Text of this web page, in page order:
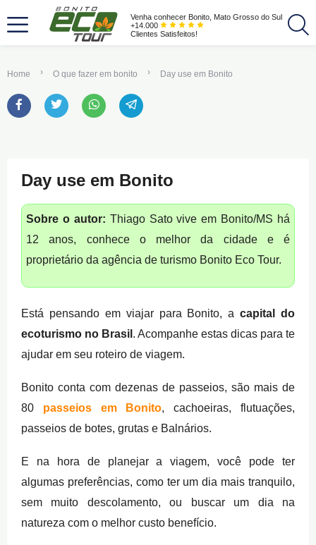
Venha conhecer Bonito, Mato Grosso do Sul
+14.000
Clientes Satisfeitos!
Home O que fazer em bonito Day use em Bonito
Day use em Bonito
Sobre o autor: Thiago Sato vive em Bonito/MS há
12 anos, conhece o melhor da cidade e é
proprietário da agência de turismo Bonito Eco Tour.
Está pensando em viajar para Bonito, acapital do
ecoturismo no Brasil . Acompanhe estas dicas para te
ajudar em seu roteiro de viagem.
Bonito conta com dezenas de passeios, são mais de
80 passeios em Bonito, cachoeiras, flutuações,
passeios de botes, grutas e Balnários.
E na hora de planejar a viagem, você pode ter
algumas preferências, como ter um dia mais tranquilo,
sem muito descolamento, ou buscar um dia na
natureza com o melhor custo benefício.